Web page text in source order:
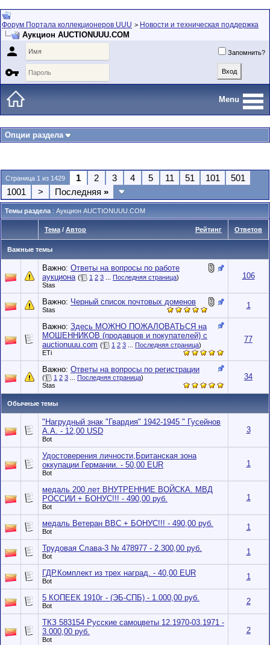
Форум Портала коллекционеров UUU > Новости и техническая поддержка
Аукцион AUCTIONUUU.COM
 Запомнить?

Menu
Опции раздела
Страница 1 из 1429 1 2 3 4 5 11 51 101
501
1001
> Последняя »
Темы раздела : Аукцион AUCTIONUUU.COM
Рейтинг
Тема / Автор Ответов
Важные темы
Важно: Ответы на вопросы по работе
аукциона ( 1 2 3 Последняя страница)
Stas
106
Важно: Черный список почтовых доменов
Stas 1
Важно: Здесь МОЖНО ПОЖАЛОВАТЬСЯ на
МОШЕННИКОВ (продавцов и покупателей) с
auctionuuu.com ( 1 2 3 Последняя страница)
ETi
77
Важно: Ответы на вопросы по регистрации
( 1 2 3 Последняя страница)
Stas
34
Обычные темы
"Нагрудный знак "Гвардия" 1942-1945 " Гусейнов
А.А. - 12,00 USD
Bot
3
Удостоверения личности,Британская зона
оккупации Германии. - 50,00 EUR
Bot
1
медаль 200 лет ВНУТРЕННИЕ ВОЙСКА. МВД
РОССИИ + БОНУС!!! - 490,00 руб.
Bot
1
медаль Ветеран ВВС + БОНУС!!! - 490,00 руб.
Bot 1
Трудовая Слава-3 № 478977 - 2.300,00 руб.
Bot 1
ГДР.Комплект из трех наград. - 40,00 EUR
Bot 1
5 КОПЕЕК 1910г - (ЭБ-СПБ) - 1.000,00 руб.
Bot 2
ТКЗ 583154 Русские самоцветы 12.1970-03.1971 -
3.000,00 руб.
Bot
2